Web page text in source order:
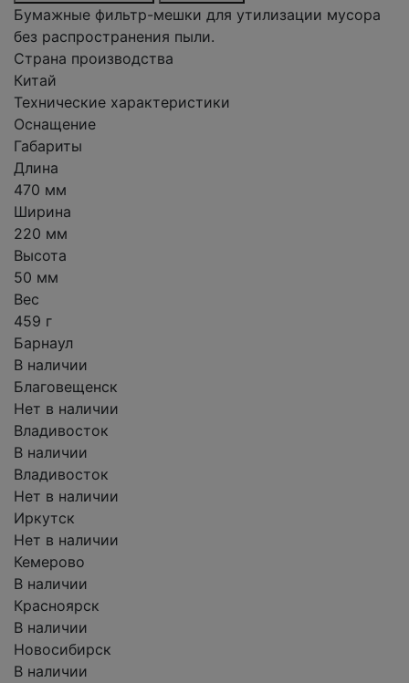
Бумажные фильтр-мешки для утилизации мусора
без распространения пыли.
Страна производства
Китай
Технические характеристики
Оснащение
Габариты
Длина
470 мм
Ширина
220 мм
Высота
50 мм
Вес
459 г
Барнаул
В наличии
Благовещенск
Нет в наличии
Владивосток
В наличии
Владивосток
Нет в наличии
Иркутск
Нет в наличии
Кемерово
В наличии
Красноярск
В наличии
Новосибирск
В наличии